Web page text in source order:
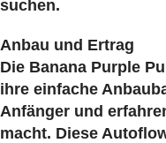
suchen.
Anbau und Ertrag
Die Banana Purple
ihre einfache
Anfänger und
macht. Diese